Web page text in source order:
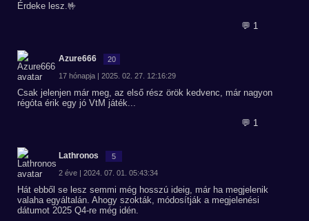
Érdeke lesz.🤟
💬 1
Azure666 20
17 hónapja | 2025. 02. 27. 12:16:29
Csak jelenjen már meg, az első rész örök kedvenc, már nagyon
régóta érik egy jó VtM játék...
💬 1
Lathronos 5
2 éve | 2024. 07. 01. 05:43:34
Hát ebből se lesz semmi még hosszú ideig, már ha megjelenik
valaha egyáltalán. Ahogy szokták, módosítják a megjelenési
dátumot 2025 Q4-re még idén.